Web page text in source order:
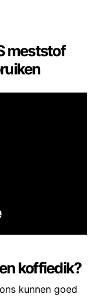
meststof
koffiedik?
kunnen goed